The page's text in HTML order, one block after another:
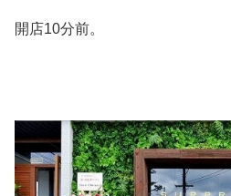
開店10分前。